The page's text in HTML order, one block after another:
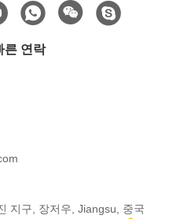
른 연락
지구, 장저우, Jiangsu, 중국